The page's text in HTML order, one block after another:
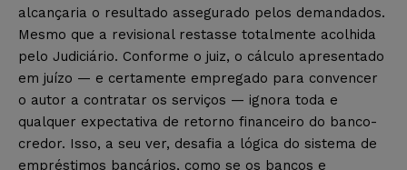
alcançaria o resultado assegurado pelos demandados.
Mesmo que a revisional restasse totalmente acolhida
pelo Judiciário. Conforme o juiz, o cálculo apresentado
em juízo — e certamente empregado para convencer
o autor a contratar os serviços — ignora toda e
qualquer expectativa de retorno financeiro do banco-
credor. Isso, a seu ver, desafia a lógica do sistema de
empréstimos bancários, como se os bancos e